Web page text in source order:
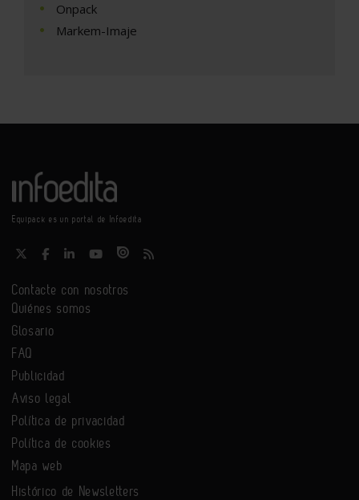
Onpack
Markem-Imaje
Equipack es un portal de Infoedita
Contacte con nosotros
Quiénes somos
Glosario
FAQ
Publicidad
Aviso legal
Política de privacidad
Política de cookies
Mapa web
Histórico de Newsletters